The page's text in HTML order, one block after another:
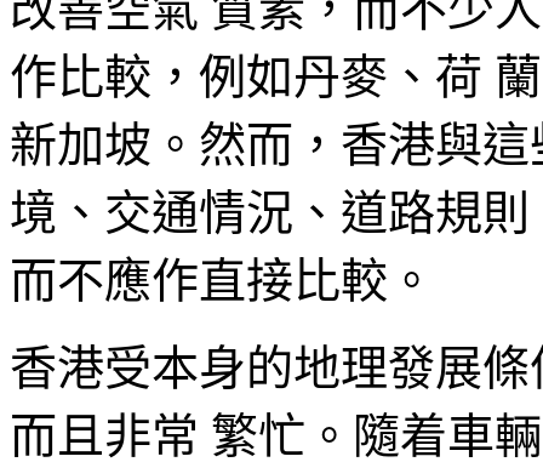
作比較，例如丹麥、荷
新加坡。然而，香港與
境、交通情況、道路規
而不應作直接比較。
香港受本身的地理發展
而且非常 繁忙。隨着車